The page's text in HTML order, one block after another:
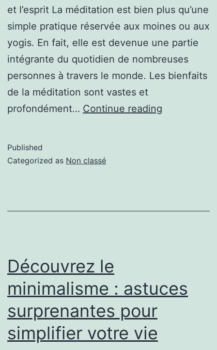
et l’esprit La méditation est bien plus qu’une
simple pratique réservée aux moines ou aux
yogis. En fait, elle est devenue une partie
intégrante du quotidien de nombreuses
personnes à travers le monde. Les bienfaits
de la méditation sont vastes et
profondément… Continue reading
Published
Categorized as Non classé
Découvrez le
minimalisme : astuces
surprenantes pour
simplifier votre vie